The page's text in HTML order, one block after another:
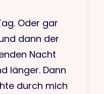
Oder gar
dann der
Nacht
länger. Dann
durch mich